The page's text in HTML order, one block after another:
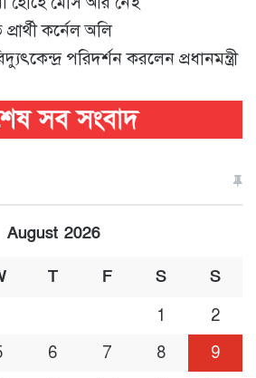
কর্নেল অলি
পরিদর্শন করলেন প্রধানমন্ত্রী
August 2026
T F S S
1
2
6 7 8
9